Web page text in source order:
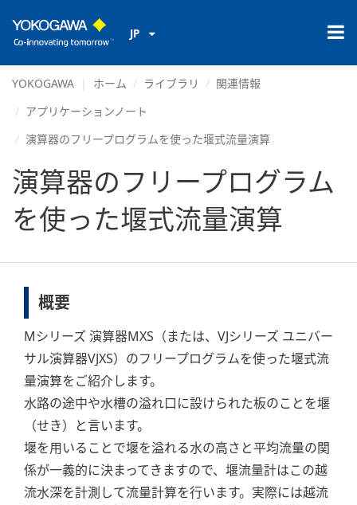
JP
YOKOGAWA ホーム ライブラリ
関連情報
アプリケーションノート
演算器のフリープログラムを使った堰式流量演算
演算器のフリープログラム
を使った堰式流量演算
概要
Mシリーズ 演算器MXS（または、VJシリーズ ユニバー
サル演算器VJXS）のフリープログラムを使った堰式流
量演算をご紹介します。
水路の途中や水槽の溢れ口に設けられた板のことを堰
（せき）と言います。
堰を用いることで堰を溢れる水の高さと平均流量の関
係が一義的に決まってきますので、堰流量計はこの越
流水深を計測して流量計算を行います。実際には越流